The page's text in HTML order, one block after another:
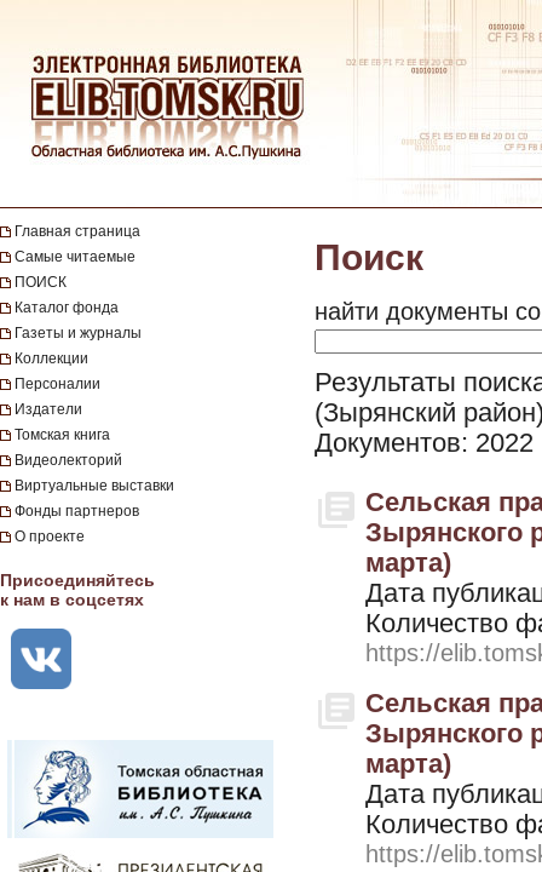
Главная страница
Самые читаемые
ПОИСК
Каталог фонда
Газеты и журналы
Коллекции
Персоналии
Издатели
Томская книга
Видеолекторий
Виртуальные выставки
Фонды партнеров
О проекте
Присоединяйтесь
к нам в соцсетях
Поиск
найти документы
Результаты
(Зырянский
Документов: 2022
Сельская
Зырянского
марта)
Дата
Количество
https://
Сельская
Зырянского
марта)
Дата
Количество
https://